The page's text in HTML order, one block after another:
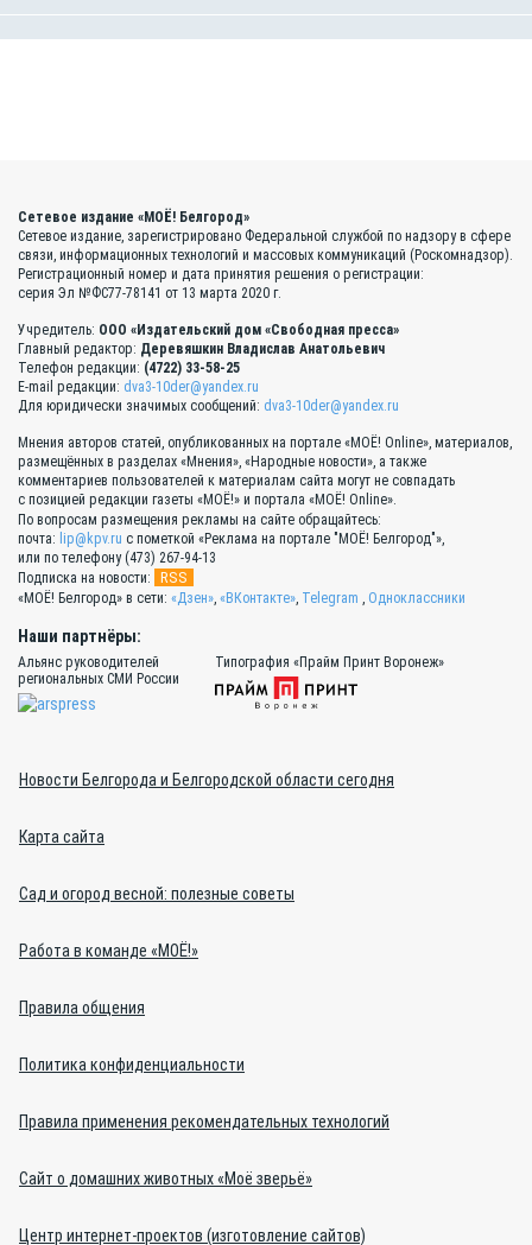
Сетевое издание «МОЁ! Белгород»
Сетевое издание, зарегистрировано Федеральной службой по надзору в сфере
связи, информационных технологий и массовых коммуникаций (Роскомнадзор).
Регистрационный номер и дата принятия решения о регистрации:
серия Эл №ФС77-78141 от 13 марта 2020 г.
Учредитель: ООО «Издательский дом «Свободная пресса»
Главный редактор: Деревяшкин Владислав Анатольевич
Телефон редакции: (4722) 33-58-25
E-mail редакции: dva3-10der@yandex.ru
Для юридически значимых сообщений: dva3-10der@yandex.ru
Мнения авторов статей, опубликованных на портале «МОЁ! Online», материалов,
размещённых в разделах «Мнения», «Народные новости», а также
комментариев пользователей к материалам сайта могут не совпадать
с позицией редакции газеты «МОЁ!» и портала «МОЁ! Online».
По вопросам размещения рекламы на сайте обращайтесь:
почта: lip@kpv.ru с пометкой «Реклама на портале "МОЁ! Белгород"»,
или по телефону (473) 267-94-13
Подписка на новости:
RSS
«МОЁ! Белгород» в сети: «Дзен», «ВКонтакте», Telegram , Одноклассники
Наши партнёры:
Альянс руководителей
региональных СМИ России
Типография «Прайм Принт Воронеж»
Новости Белгорода и Белгородской области сегодня
Карта сайта
Сад и огород весной: полезные советы
Работа в команде «МОЁ!»
Правила общения
Политика конфиденциальности
Правила применения рекомендательных технологий
Сайт о домашних животных «Моё зверьё»
Центр интернет-проектов (изготовление сайтов)